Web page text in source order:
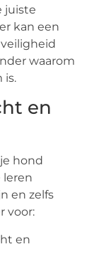
juiste
kan een
waarom
is.
en
hond
leren
en zelfs
voor:
en